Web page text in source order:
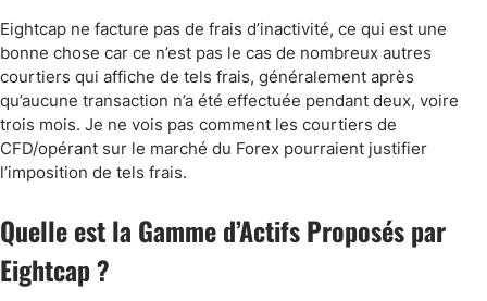
Eightcap ne facture pas de frais d’inactivité, ce qui est une
bonne chose car ce n’est pas le cas de nombreux autres
courtiers qui affiche de tels frais, généralement après
qu’aucune transaction n’a été effectuée pendant deux, voire
trois mois. Je ne vois pas comment les courtiers de
CFD/opérant sur le marché du Forex pourraient justifier
l’imposition de tels frais.
Quelle est la Gamme d’Actifs Proposés par
Eightcap ?